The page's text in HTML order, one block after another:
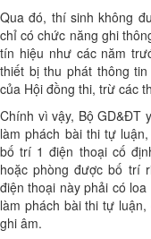
Qua đó, thí sinh không
chỉ có chức năng ghi
tín hiệu như các năm
thiết bị thu phát thông
của Hội đồng thi, trừ các
Chính vì vậy, Bộ GD&ĐT
làm phách bài thi tự
bố trí 1 điện thoại cố
hoặc phòng được bố trí
điện thoại này phải có
làm phách bài thi tự
ghi âm.